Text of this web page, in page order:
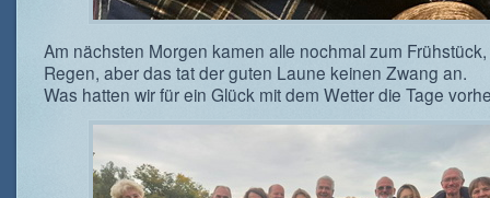
Am nächsten Morgen kamen alle nochmal zum
Regen, aber das tat der guten Laune keinen Zwang an.
Was hatten wir für ein Glück mit dem Wetter die Tage